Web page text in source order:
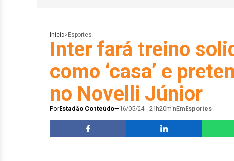
Início> Esportes
Inter fará treino
como ‘casa’ e
no Novelli Júnior
PorEstadão Conteúdo 16/05/24 - 21h20minEmEsportes